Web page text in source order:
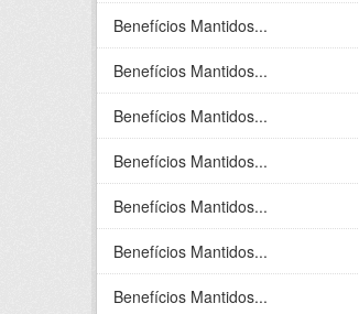
Benefícios Mantidos...
Benefícios Mantidos...
Benefícios Mantidos...
Benefícios Mantidos...
Benefícios Mantidos...
Benefícios Mantidos...
Benefícios Mantidos...